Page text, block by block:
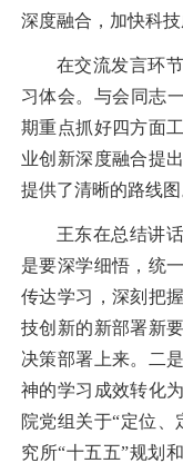
深度融合，加快科
在交流发言环
习体会。与会同志
期重点抓好四方面
业创新深度融合提
提供了清晰的路线图
王东在总结讲
是要深学细悟，统
传达学习，深刻把
技创新的新部署新
决策部署上来。二
神的学习成效转化
院党组关于“定位
究所“十五五”规划和